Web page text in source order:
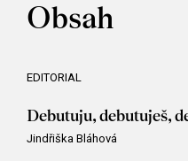
Obsah
EDITORIAL
Debutuju, debutuješ,
Jindřiška Bláhová